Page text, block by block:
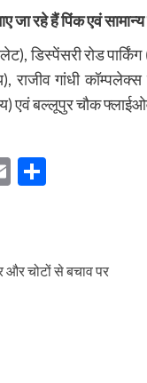
जा रहे हैं पिंक एवं
डिस्पेंसरी रोड
गांधी
एवं बल्लूपुर चौक
Email
और चोटों से बचाव पर